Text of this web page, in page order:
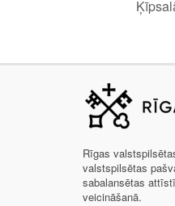
Rīgas
valstspilsētas
sabalansētas
veicināšanā.